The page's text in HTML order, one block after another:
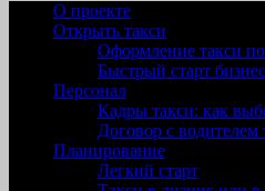
О проекте
Открыть такси
Оформление такси
Быстрый старт
Персонал
Кадры такси: как
Договор с водителем
Планирование
Легкий старт